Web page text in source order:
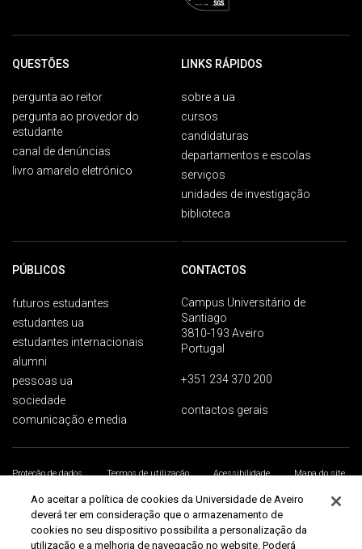
QUESTÕES
pergunta ao reitor
pergunta ao provedor do
estudante
canal de denúncias
livro amarelo eletrónico
LINKS RÁPIDOS
sobre a ua
cursos
candidaturas
departamentos e escolas
serviços
unidades de investigação
biblioteca
PÚBLICOS
futuros estudantes
estudantes ua
estudantes internacionais
alumni
pessoas ua
sociedade
comunicação e media
CONTACTOS
Campus Universitário de
Santiago
3810-193 Aveiro
Portugal
+351 234 370 200
contactos gerais
Proteção de dados Termos de utilização Acessibilidade
Mapa do site
Universidade de Aveiro 2026
Ao aceitar a política de cookies da Universidade de Aveiro
deverá ter em consideração que o armazenamento de
cookies no seu dispositivo possibilita a personalização da
utilização e a melhoria de navegação no website. Poderá